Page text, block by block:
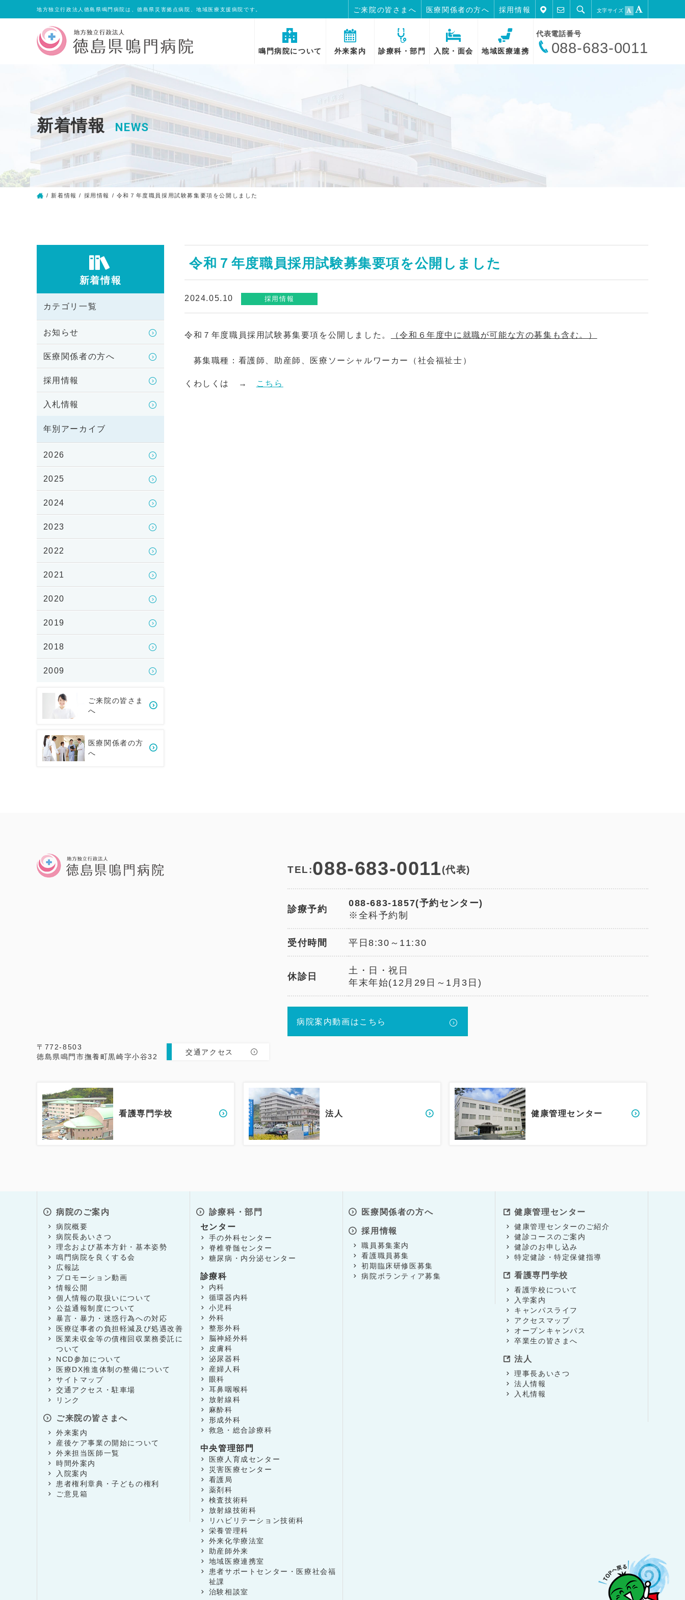
地方独立行政法人徳島県鳴門病院は、徳島県災害拠点病院、地域医療支援病院です。 ご来院の皆さまへ 医療関係者の方へ 採用情報 文字サイズ
代表電話番号
088-683-0011
鳴門病院について 外来案内 診療科・部門 入院・面会 地域医療連携
新着情報 NEWS
/ 新着情報 / 採用情報 / 令和７年度職員採用試験募集要項を公開しました
令和７年度職員採用試験募集要項を公開しました
2024.05.10 採用情報
令和７年度職員採用試験募集要項を公開しました。 （令和６年度中に就職が可能な方の募集も含む。）
募集職種：看護師、助産師、医療ソーシャルワーカー（社会福祉士）
くわしくは → こちら
新着情報
カテゴリ一覧
お知らせ
医療関係者の方へ
採用情報
入札情報
年別アーカイブ
2026
2025
2024
2023
2022
2021
2020
2019
2018
2009
ご来院の皆さま
へ
医療関係者の方
へ
〒772-8503
徳島県鳴門市撫養町黒崎字小谷32
交通アクセス
TEL:088-683-0011(代表)
診療予約
088-683-1857(予約センター)
※全科予約制
受付時間 平日8:30～11:30
休診日
土・日・祝日
年末年始(12月29日～1月3日)
病院案内動画はこちら
看護専門学校 法人 健康管理センター
病院のご案内
病院概要
病院長あいさつ
理念および基本方針・基本姿勢
鳴門病院を良くする会
広報誌
プロモーション動画
情報公開
個人情報の取扱いについて
公益通報制度について
暴言・暴力・迷惑行為への対応
医療従事者の負担軽減及び処遇改善
医業未収金等の債権回収業務委託に
ついて
NCD参加について
医療DX推進体制の整備について
サイトマップ
交通アクセス・駐車場
リンク
ご来院の皆さまへ
外来案内
産後ケア事業の開始について
外来担当医師一覧
時間外案内
入院案内
患者権利章典・子どもの権利
ご意見箱
診療科・部門
センター
手の外科センター
脊椎脊髄センター
糖尿病・内分泌センター
診療科
内科
循環器内科
小児科
外科
整形外科
脳神経外科
皮膚科
泌尿器科
産婦人科
眼科
耳鼻咽喉科
放射線科
麻酔科
形成外科
救急・総合診療科
中央管理部門
医療人育成センター
災害医療センター
看護局
薬剤科
検査技術科
放射線技術科
リハビリテーション技術科
栄養管理科
外来化学療法室
助産師外来
地域医療連携室
患者サポートセンター・医療社会福
祉課
治験相談室
医療関係者の方へ
採用情報
職員募集案内
看護職員募集
初期臨床研修医募集
病院ボランティア募集
健康管理センター
健康管理センターのご紹介
健診コースのご案内
健診のお申し込み
特定健診・特定保健指導
看護専門学校
看護学校について
入学案内
キャンパスライフ
アクセスマップ
オープンキャンパス
卒業生の皆さまへ
法人
理事長あいさつ
法人情報
入札情報